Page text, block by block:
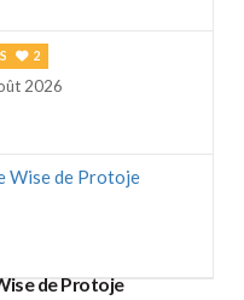
2
2026
de Protoje